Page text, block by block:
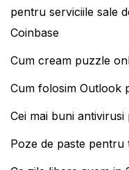
pentru serviciile sale
Coinbase
Cum cream puzzle
Cum folosim Outlook
Cei mai buni
Poze de paste pentru